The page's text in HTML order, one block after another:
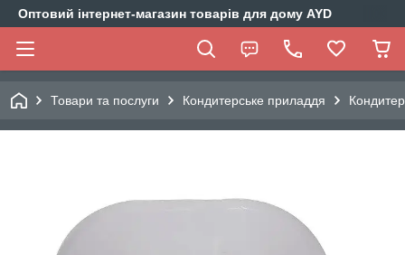
Оптовий інтернет-магазин товарів для дому AYD
Товари та послуги Кондитерське приладдя